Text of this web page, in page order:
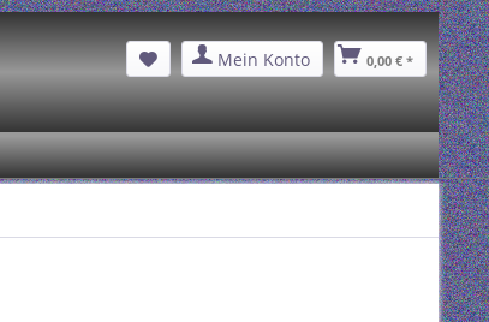
Mein Konto 0,00 € *